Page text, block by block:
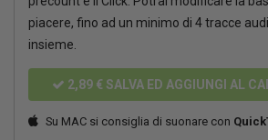
piacere, fino ad un minimo di 4 tracce
insieme.
2,89 € SALVA ED AGGIUNGI AL
Su MAC si consiglia di suonare con